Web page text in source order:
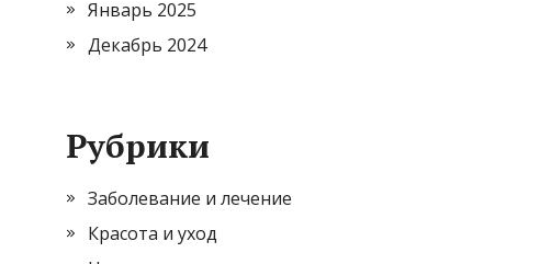
Январь 2025
Декабрь 2024
Рубрики
Заболевание и лечение
Красота и уход